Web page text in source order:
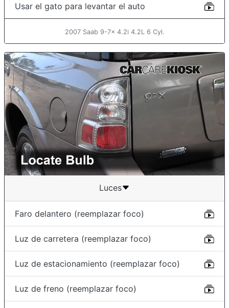
Usar el gato para levantar el auto
2007 Saab 9-7x 4.2i 4.2L 6 Cyl.
Luces
Faro delantero (reemplazar foco)
Luz de carretera (reemplazar foco)
Luz de estacionamiento (reemplazar foco)
Luz de freno (reemplazar foco)